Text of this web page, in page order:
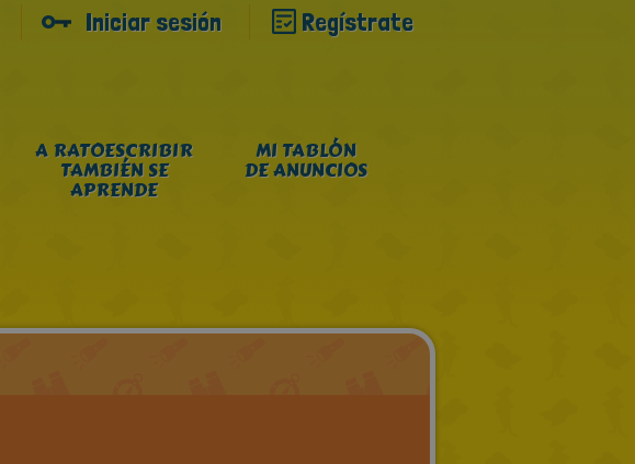
Iniciar sesión Regístrate
A RATOESCRIBIR
TAMBIÉN SE
APRENDE
MI TABLÓN
DE ANUNCIOS